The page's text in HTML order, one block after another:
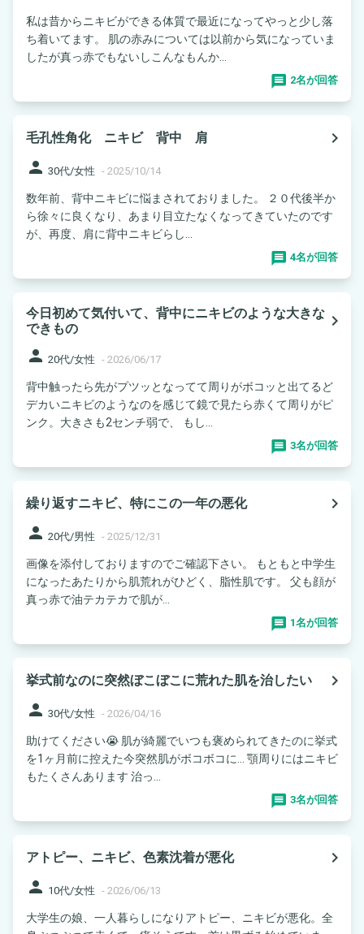
私は昔からニキビができる体質で最近になってやっと少し落
ち着いてます。 肌の赤みについては以前から気になっていま
したが真っ赤でもないしこんなもんか...
2名が回答
毛孔性角化 ニキビ 背中 肩
navigate_next
person 30代/女性 - 2025/10/14
数年前、背中ニキビに悩まされておりました。 ２０代後半か
ら徐々に良くなり、あまり目立たなくなってきていたのです
が、再度、肩に背中ニキビらし...
4名が回答
今日初めて気付いて、背中にニキビのような大きな
できもの
navigate_next
person 20代/女性 - 2026/06/17
背中触ったら先がプツッとなってて周りがボコッと出てるど
デカいニキビのようなのを感じて鏡で見たら赤くて周りがピ
ンク。大きさも2センチ弱で、 もし...
3名が回答
繰り返すニキビ、特にこの一年の悪化
navigate_next
person 20代/男性 - 2025/12/31
画像を添付しておりますのでご確認下さい。 もともと中学生
になったあたりから肌荒れがひどく、脂性肌です。 父も顔が
真っ赤で油テカテカで肌が...
1名が回答
挙式前なのに突然ぼこぼこに荒れた肌を治したい
navigate_next
person 30代/女性 - 2026/04/16
助けてください😭 肌が綺麗でいつも褒められてきたのに挙式
を1ヶ月前に控えた今突然肌がボコボコに… 顎周りにはニキビ
もたくさんあります 治っ...
3名が回答
アトピー、ニキビ、色素沈着が悪化
navigate_next
person 10代/女性 - 2026/06/13
大学生の娘、一人暮らしになりアトピー、ニキビが悪化。全